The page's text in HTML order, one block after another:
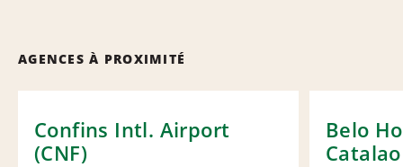
AGENCES À PROXIMITÉ
Confins Intl. Airport
(CNF)
Belo
Catalao